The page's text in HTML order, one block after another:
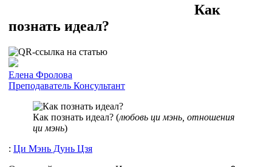
Как
познать идеал?
Елена Фролова
Преподаватель Консультант
Как познать идеал? (любовь ци мэнь, отношения
ци мэнь)
: Ци Мэнь Дунь Цзя